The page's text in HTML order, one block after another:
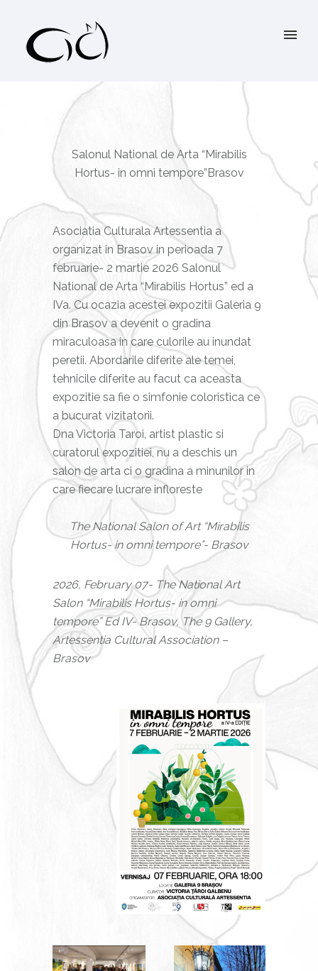
Salonul National de Arta “Mirabilis
Hortus- in omni tempore”Brasov
Asociatia Culturala Artessentia a
organizat in Brasov in perioada 7
februarie- 2 martie 2026 Salonul
National de Arta “Mirabilis Hortus” ed a
IVa. Cu ocazia acestei expozitii Galeria 9
din Brasov a devenit o gradina
miraculoasa in care culorile au inundat
peretii. Abordarile diferite ale temei,
tehnicile diferite au facut ca aceasta
expozitie sa fie o simfonie coloristica ce
a bucurat vizitatorii.
Dna Victoria Taroi, artist plastic si
curatorul expozitiei, nu a deschis un
salon de arta ci o gradina a minunilor in
care fiecare lucrare infloreste
The National Salon of Art “Mirabilis
Hortus- in omni tempore”- Brasov
2026, February 07- The National Art
Salon “Mirabilis Hortus- in omni
tempore” Ed IV- Brasov, The 9 Gallery,
Artessentia Cultural Association –
Brasov